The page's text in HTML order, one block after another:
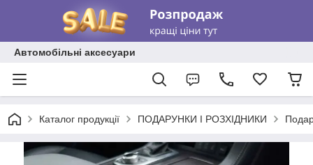
Автомобільні аксесуари
Каталог продукції ПОДАРУНКИ І РОЗХІДНИКИ